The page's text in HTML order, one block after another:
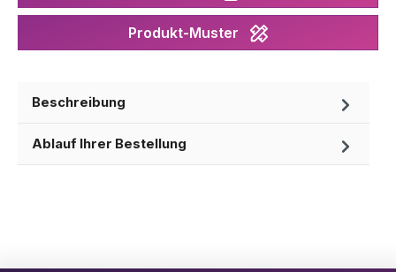
Produkt-Muster
Beschreibung
Ablauf Ihrer Bestellung